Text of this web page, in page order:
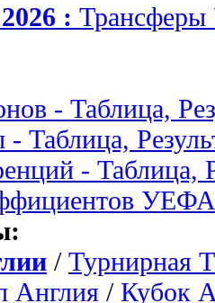
:
- Таблица,
Таблица,
- Таблица,
УЕФА
/ Турнирная
Англия / Кубок